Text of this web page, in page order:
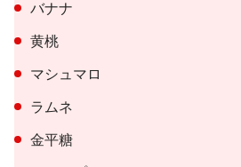
バナナ
黄桃
マシュマロ
ラムネ
金平糖